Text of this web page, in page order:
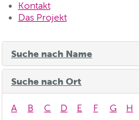
Kontakt
Das Projekt
Suche nach Name
Suche nach Ort
A B C D E F G H